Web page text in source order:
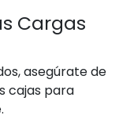
Cargas
asegúrate de
cajas para